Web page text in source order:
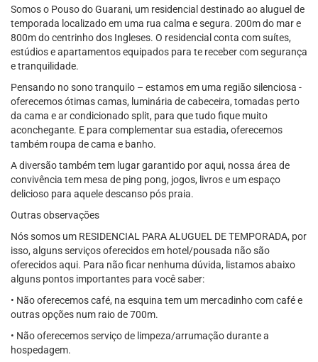
Somos o Pouso do Guarani, um residencial destinado ao aluguel de
temporada localizado em uma rua calma e segura. 200m do mar e
800m do centrinho dos Ingleses. O residencial conta com suítes,
estúdios e apartamentos equipados para te receber com segurança
e tranquilidade.
Pensando no sono tranquilo – estamos em uma região silenciosa -
oferecemos ótimas camas, luminária de cabeceira, tomadas perto
da cama e ar condicionado split, para que tudo fique muito
aconchegante. E para complementar sua estadia, oferecemos
também roupa de cama e banho.
A diversão também tem lugar garantido por aqui, nossa área de
convivência tem mesa de ping pong, jogos, livros e um espaço
delicioso para aquele descanso pós praia.
Outras observações
Nós somos um RESIDENCIAL PARA ALUGUEL DE TEMPORADA, por
isso, alguns serviços oferecidos em hotel/pousada não são
oferecidos aqui. Para não ficar nenhuma dúvida, listamos abaixo
alguns pontos importantes para você saber:
• Não oferecemos café, na esquina tem um mercadinho com café e
outras opções num raio de 700m.
• Não oferecemos serviço de limpeza/arrumação durante a
hospedagem.